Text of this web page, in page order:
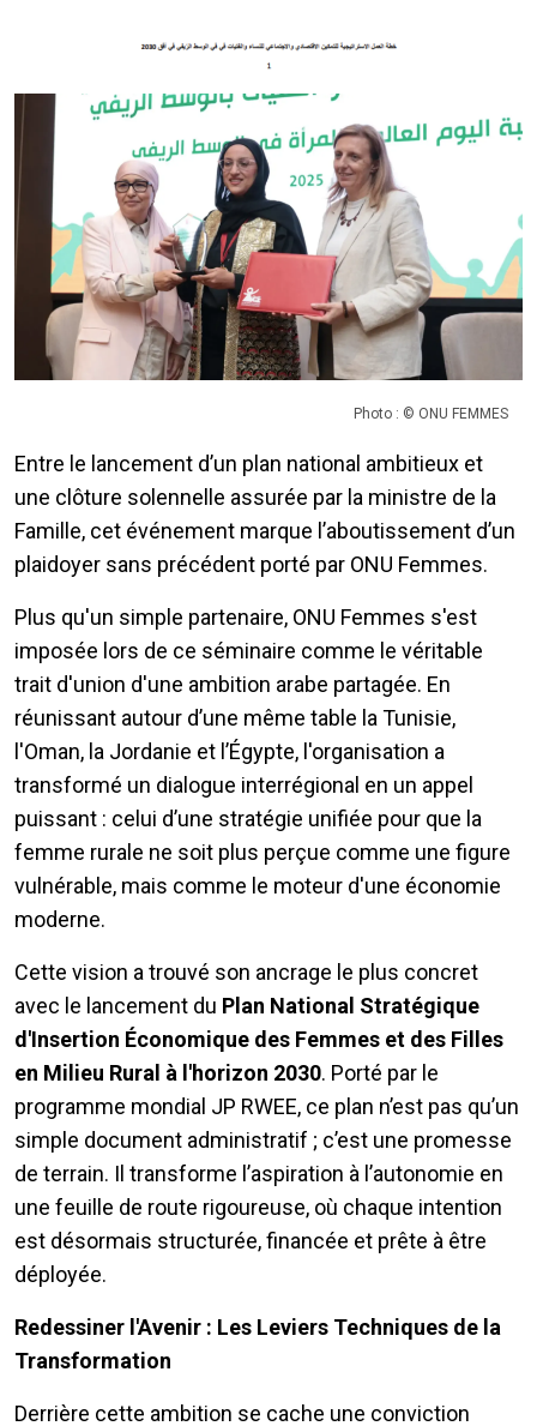
Photo : © ONU FEMMES
Entre le lancement d’un plan national ambitieux et
une clôture solennelle assurée par la ministre de la
Famille, cet événement marque l’aboutissement d’un
plaidoyer sans précédent porté par ONU Femmes.
Plus qu'un simple partenaire, ONU Femmes s'est
imposée lors de ce séminaire comme le véritable
trait d'union d'une ambition arabe partagée. En
réunissant autour d’une même table la Tunisie,
l'Oman, la Jordanie et l’Égypte, l'organisation a
transformé un dialogue interrégional en un appel
puissant : celui d’une stratégie unifiée pour que la
femme rurale ne soit plus perçue comme une figure
vulnérable, mais comme le moteur d'une économie
moderne.
Cette vision a trouvé son ancrage le plus concret
avec le lancement du Plan National Stratégique
d'Insertion Économique des Femmes et des Filles
en Milieu Rural à l'horizon 2030. Porté par le
programme mondial JP RWEE, ce plan n’est pas qu’un
simple document administratif ; c’est une promesse
de terrain. Il transforme l’aspiration à l’autonomie en
une feuille de route rigoureuse, où chaque intention
est désormais structurée, financée et prête à être
déployée.
Redessiner l'Avenir : Les Leviers Techniques de la
Transformation
Derrière cette ambition se cache une conviction